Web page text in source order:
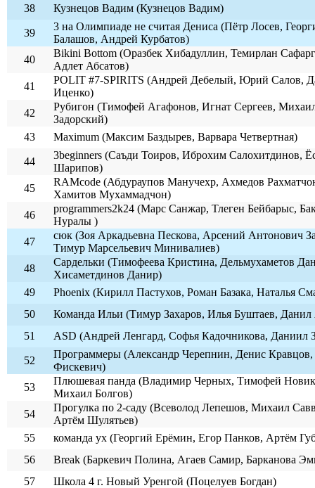
38
Кузнецов Вадим (Кузнецов Вадим)
39
3 на Олимпиаде не считая Дениса (Пётр Лосев,
Балашов, Андрей Курбатов)
40
Bikini Bottom (Оразбек Хибадуллин, Темирлан
Адлет Абсатов)
41
POLIT #7-SPIRITS (Андрей Дебелый, Юрий Салов,
Иценко)
42
Рубигон (Тимофей Агафонов, Игнат Сергеев,
Задорский)
43
Maximum (Максим Баздырев, Варвара Четвертная)
44
3beginners (Саъди Тоиров, Иброхим Салохитдинов,
Шарипов)
45
RAMcode (Абдураупов Манучехр, Ахмедов
Хамитов Мухаммадчон)
46
programmers2k24 (Марс Санжар, Тлеген Бейбарыс,
Нуралы )
47
сюк (Зоя Аркадьевна Пескова, Арсений Антонович
Тимур Марсельевич Минивалиев)
48
Сардельки (Тимофеева Кристина, Дельмухаметов
Хисаметдинов Данир)
49
Phoenix (Кирилл Пастухов, Роман Базака, Наталья
50
Команда Ильи (Тимур Захаров, Илья Буштаев,
51
ASD (Андрей Ленгард, Софья Кадочникова, Даниил
52
Программеры (Александр Черепнин, Денис Кравцов,
Фискевич)
53
Плюшевая панда (Владимир Черных, Тимофей
Михаил Болгов)
54
Прогулка по 2-саду (Всеволод Лепешов, Михаил
Артём Шулятьев)
55
команда ух (Георгий Ерёмин, Егор Панков, Артём
56
Break (Баркевич Полина, Агаев Самир, Барканова
57
Школа 4 г. Новый Уренгой (Поцелуев Богдан)